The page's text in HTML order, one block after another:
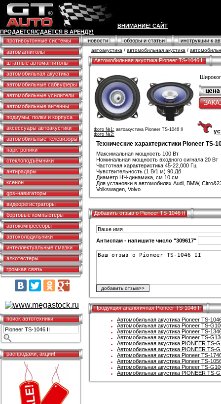
ВНИМАНИЕ! САЙТ
ПРОДАЁТСЯ/СДАЁТСЯ В АРЕНДУ!
противоугонные системы
новости обзоры и статьи
инструкции к
автомагнитолы
штатные автомагнитолы
автомобильная акустика
автомобильные сабвуферы
автомобильные усилители
автомобильные антенны
подиумы, полки и корпуса
аксессуары автоакустики
автомобильные телевизоры
парктроники
стеклоподъёмники
антирадары
ксенон
gps-навигаторы
видеорегистраторы
бортовые компьютеры
автокомпрессоры
автохолодильники
интеллектуальные смазки
алкотестеры
громкая связь
поиск автотехники
распродажи, акции!
автоакустика / автомобильная акустика /
Автомобильная акустика Pioneer TS-1046 II
фото №1: автоакустика Pioneer TS-1046 II
фото №2:
Технические характеристики Pioneer TS-
Максимальная мощность 100 Вт
Номинальная мощность входного сигнала 20 Вт
Частотная характеристика 45-22,000 Гц
Чувствительность (1 В/1 м) 90 Дб
Диаметр НЧ-динамика, см 10 см
Для установки в автомобилях Audi, BMW,
Volkswagen, Volvo
Добавить отзыв о Pioneer TS-1046 II
Антиспам - напишите число "309617"
Продукция аналогичная Pioneer TS-1046 II
Автомобильная акустика Pioneer TS-
Автомобильная акустика Pioneer TS-
Автомобильная акустика Pioneer TS-
Автомобильная акустика Pioneer TS-
Автомобильная акустика PIONEER TS-
Автомобильная акустика PIONEER TS-
Автомобильная акустика Pioneer TS-
Автомобильная акустика Pioneer TS-
Автомобильная акустика Pioneer TS-
Автомобильная акустика PIONEER TS-